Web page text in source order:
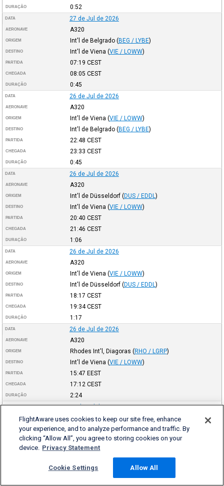
DURAÇÃO 0:52
DATA 27 de Jul de 2026
AERONAVE A320
ORIGEM Int'l de Belgrado (BEG / LYBE)
DESTINO Int'l de Viena (VIE / LOWW)
PARTIDA 07:19 CEST
CHEGADA 08:05 CEST
DURAÇÃO 0:45
DATA 26 de Jul de 2026
AERONAVE A320
ORIGEM Int'l de Viena (VIE / LOWW)
DESTINO Int'l de Belgrado (BEG / LYBE)
PARTIDA 22:48 CEST
CHEGADA 23:33 CEST
DURAÇÃO 0:45
DATA 26 de Jul de 2026
AERONAVE A320
ORIGEM Int'l de Düsseldorf (DUS / EDDL )
DESTINO Int'l de Viena (VIE / LOWW)
PARTIDA 20:40 CEST
CHEGADA 21:46 CEST
DURAÇÃO 1:06
DATA 26 de Jul de 2026
AERONAVE A320
ORIGEM Int'l de Viena (VIE / LOWW)
DESTINO Int'l de Düsseldorf (DUS / EDDL )
PARTIDA 18:17 CEST
CHEGADA 19:34CEST
DURAÇÃO 1:17
DATA 26 de Jul de 2026
AERONAVE A320
ORIGEM Rhodes Int'l, Diagoras (RHO / LGRP)
DESTINO Int'l de Viena (VIE / LOWW)
PARTIDA 15:47 EEST
CHEGADA 17:12 CEST
DURAÇÃO 2:24
DATA 26 de Jul de 2026
AERONAVE A320
ORIGEM Int'l de Viena (VIE / LOWW)
DESTINO Rhodes Int'l, Diagoras ( RHO / LGRP)
PARTIDA 11:31CEST
1:59
26 de Jul de 2026
FlightAware uses cookies to keep our site free, enhance
your experience, and to analyze performance and traffic. By
clicking “Allow All”, you agree to storing cookies on your
device. Privacy Statement
Cookie Settings Allow All